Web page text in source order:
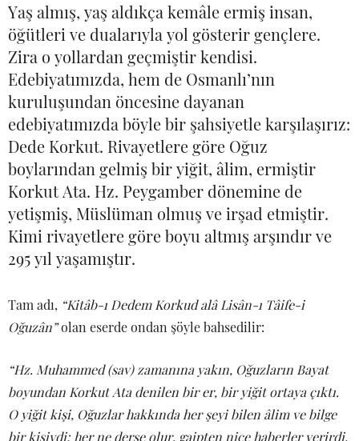
Yaş almış, yaş aldıkça kemâle ermiş insan,
öğütleri ve dualarıyla yol gösterir gençlere.
Zira o yollardan geçmiştir kendisi.
Edebiyatımızda, hem de Osmanlı’nın
kuruluşundan öncesine dayanan
edebiyatımızda böyle bir şahsiyetle karşılaşırız:
Dede Korkut. Rivayetlere göre Oğuz
boylarından gelmiş bir yiğit, âlim, ermiştir
Korkut Ata. Hz. Peygamber dönemine de
yetişmiş, Müslüman olmuş ve irşad etmiştir.
Kimi rivayetlere göre boyu altmış arşındır ve
295 yıl yaşamıştır.
Tam adı, “Kitâb-ı Dedem Korkud alâ Lisân-ı Tâife-i
Oğuzân”olan eserde ondan şöyle bahsedilir:
“Hz. Muhammed (sav) zamanına yakın, Oğuzların Bayat
boyundan Korkut Ata denilen bir er, bir yiğit ortaya çıktı.
O yiğit kişi, Oğuzlar hakkında her şeyi bilen âlim ve bilge
bir kişiydi; her ne derse olur, gaipten nice haberler verirdi.